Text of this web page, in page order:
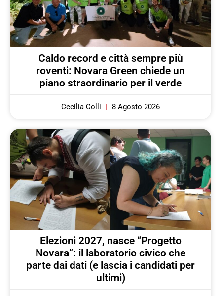
Caldo record e città sempre più
roventi: Novara Green chiede un
piano straordinario per il verde
Cecilia Colli 8 Agosto 2026
Elezioni 2027, nasce “Progetto
Novara”: il laboratorio civico che
parte dai dati (e lascia i candidati per
ultimi)